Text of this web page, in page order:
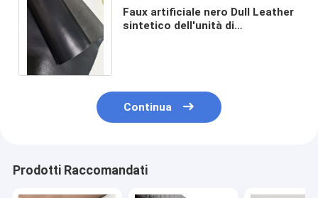
Faux artificiale nero Dull Leather
sintetico dell'unità di
Continua
Prodotti Raccomandati